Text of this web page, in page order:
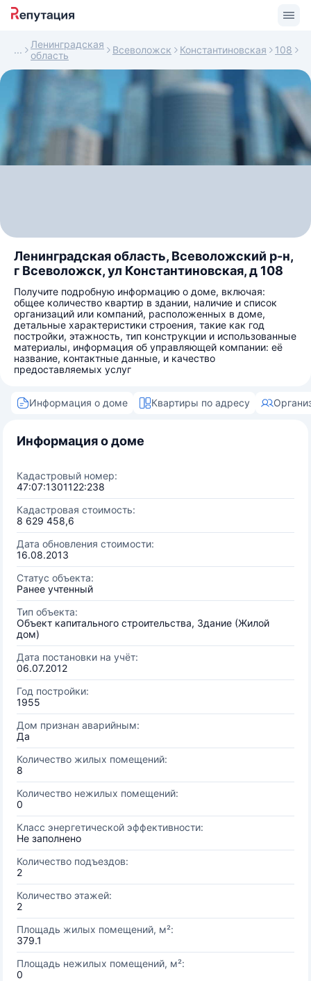
Ленинградская
область
Всеволожск Константиновская 108
Ленинградская область, Всеволожский р-н,
г Всеволожск, ул Константиновская, д 108
Получите подробную информацию о доме, включая:
общее количество квартир в здании, наличие и список
организаций или компаний, расположенных в доме,
детальные характеристики строения, такие как год
постройки, этажность, тип конструкции и использованные
материалы, информация об управляющей компании: её
название, контактные данные, и качество
предоставляемых услуг
Информация о доме Квартиры по адресу
Информация о доме
Кадастровый номер:
47:07:1301122:238
Кадастровая стоимость:
8 629 458,6
Дата обновления стоимости:
16.08.2013
Статус объекта:
Ранее учтенный
Тип объекта:
Объект капитального строительства, Здание (Жилой
дом)
Дата постановки на учёт:
06.07.2012
Год постройки:
1955
Дом признан аварийным:
Да
Количество жилых помещений:
8
Количество нежилых помещений:
0
Класс энергетической эффективности:
Не заполнено
Количество подъездов:
2
Количество этажей:
2
Площадь жилых помещений, м²:
379.1
Площадь нежилых помещений, м²:
0